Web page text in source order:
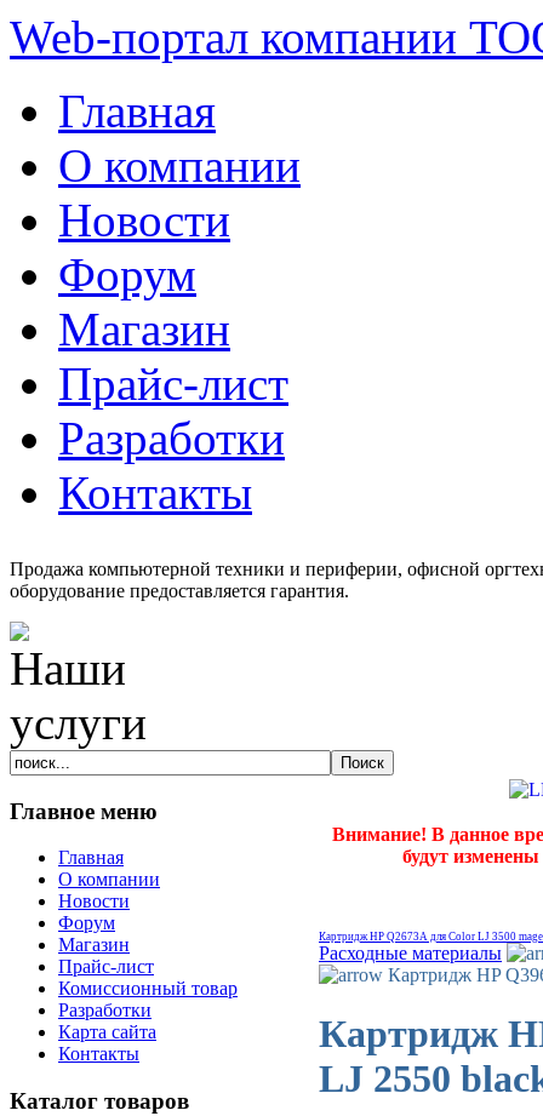
Web-портал компании
Главная
О компании
Новости
Форум
Магазин
Прайс-лист
Разработки
Контакты
Продажа компьютерной техники и периферии, офисной
оборудование предоставляется гарантия.
Главное меню
Главная
О компании
Новости
Форум
Магазин
Прайс-лист
Комиссионный товар
Разработки
Карта сайта
Контакты
Каталог товаров
Внимание! В данное
будут
Картридж HP Q2673A для Color LJ 3500
Расходные материалы
Картридж HP
Картридж
LJ 2550